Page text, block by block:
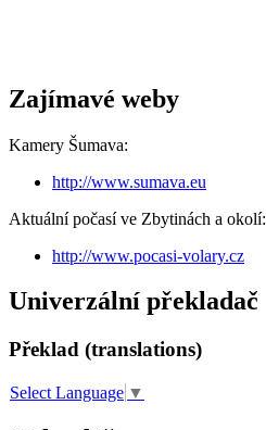
Zajímavé weby
Kamery Šumava:
http://www.sumava.eu
Aktuální počasí ve Zbytinách a okolí:
http://www.pocasi-volary.cz
Univerzální překladač
Překlad (translations)
Select Language ▼